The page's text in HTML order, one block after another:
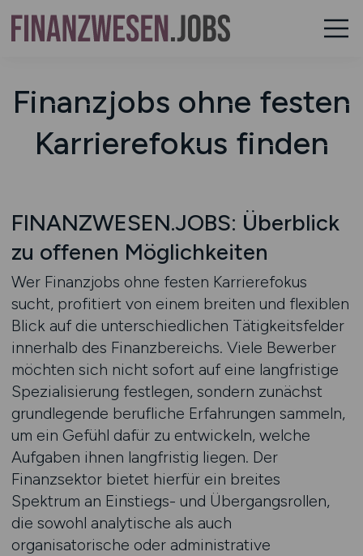
Finanzjobs ohne festen
Karrierefokus finden
FINANZWESEN.JOBS: Überblick
zu offenen Möglichkeiten
Wer Finanzjobs ohne festen Karrierefokus
sucht, profitiert von einem breiten und flexiblen
Blick auf die unterschiedlichen Tätigkeitsfelder
innerhalb des Finanzbereichs. Viele Bewerber
möchten sich nicht sofort auf eine langfristige
Spezialisierung festlegen, sondern zunächst
grundlegende berufliche Erfahrungen sammeln,
um ein Gefühl dafür zu entwickeln, welche
Aufgaben ihnen langfristig liegen. Der
Finanzsektor bietet hierfür ein breites
Spektrum an Einstiegs- und Übergangsrollen,
die sowohl analytische als auch
organisatorische oder administrative